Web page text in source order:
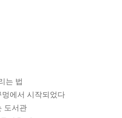
는 법
멍에서 시작되었다
도서관